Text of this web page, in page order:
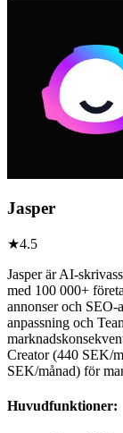
Jasper
★4.5
Jasper är AI-
med 100 000+
annonser och
anpassning och
Creator (440 SEK/
SEK/månad) för
Huvudfunktioner: